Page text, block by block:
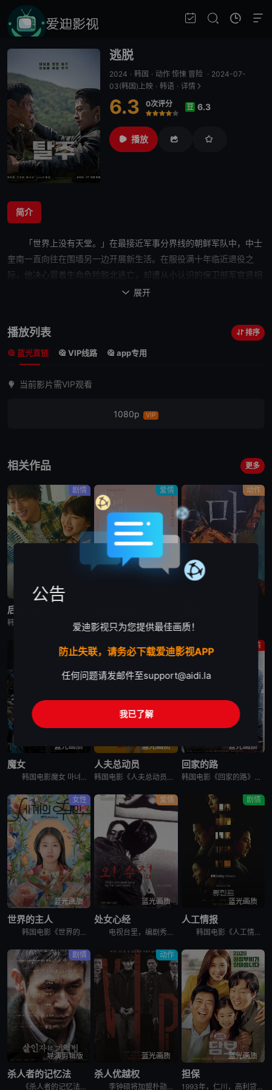
逃脱
2024 · 韩国 · 动作 惊悚 冒险 · 2024-07-
03(韩国)上映 · 韩语 · 详情
6.3 0次评分
很差
较差
还行推荐力荐
豆 6.3
播放
简介
「世界上没有天堂。」在最接近军事分界线的朝鲜军队中，中士
奎南一直向往在围墙另一边开展新生活。在服役满十年临近退役之
际，他决心冒着生命危险脱北逃亡，却遭从小认识的保卫部军官贤相
多番阻挠。在强权暴政下，陷入致命追逐的奎南和贤相，究竟谁是猎
心动魄，让人看得屏息以待；现实中正服兵役的宋江更特别出演一
角，牵动错综复杂的人物关系。
 展开
播放列表 排序
蓝光直链 VIP线路 app专用
当前影片需VIP观看
1080p VIP
相关作品 更多
剧情
高清中字
后来的我们
韩国电影《后来的我们》又名：之后的我们(台),后来的我们韩国版,Once We Were Us,만약에 우리，讲述了：在开往家乡的客运上，恩浩（具教焕 饰）遇见了休学后下定决心要前往某处的正媛（文佳煐
爱情
现在去见你 지금 만나러 갑니다，英文名为Be with You，是2018年上映的韩国剧情电影。本片根据市川拓司小说《相约在雨季》改编，苏志燮和孙艺珍主演，讲述男子(苏志燮饰)的妻子秀雅(孙艺珍
动作
动作
蓝光画质
魔女
韩国电影魔女 마녀讲述了10年前在一起奇怪的事故中独自生还的失忆少女子允，在一对老夫妇的抚养下长大。为了贴补家用，子允参加了某档电视节目，但让她没想到的是，就在节目播出后，开始有各种奇怪的人出现在
剧情
蓝光画质
人夫总动员
韩国电影《人夫总动员》讲述了，资深缉毒警黄忠植被困多年的贩毒团伙突然反扑，前妻诗奈惨遭绑架，沦为犯罪组织要挟他的筹码。摆在他面前的，只有一条险路：和诗奈的现任丈夫李敏锡联手救人。李敏锡看似是文弱的兽医
剧情
蓝光画质
回家的路
韩国电影《回家的路》讲述了，金宗裴（高修 饰）和宋静妍（全度妍 饰）是一对平凡的夫妇，他们共同经营一家汽车修理店，并育有可爱的女儿慧琳。生活固然快乐，但是不免狂风暴雨的侵袭。宗裴曾给朋友秀载作担保，但
女性
蓝光画质
世界的主人
韩国电影《世界的主人》讲述了，珠仁17岁的时光，是热切投入青涩的恋爱，和好友打闹笑谈对性的好奇，替任职幼儿园校长的甩碌阿妈善后，闲时练跆拳道和做义工挥洒满身活力。某日，同学发起联署，反对出狱在即的
爱情
蓝光画质
处女心经
电视台里，编剧秀贞（李恩珠 饰）爱上了有妇之夫的制片永硕（文成根 饰）。永硕的独立电影需要投资，秀贞便与永硕来到了永硕朋友杰勋（韩明求 饰）的画廊。这位朋友却对秀贞很感兴趣，更希望秀贞能成为自己的
剧情
蓝光画质
人工情报
韩国电影《人工情报》讲述了，韩国国情院特工赵科长，奉命追查跨国犯罪集团，循着牺牲情报员的线索前往俄罗斯符拉迪沃斯托克，意外与朝鲜特工朴健狭路相逢。两人围绕核心情报源蔡善花展开博弈，却同时被各自国家
剧情
导演剪辑版
杀人者的记忆法
《杀人者的记忆法》导演剪辑版讲述的是：安静的医院内，一名半百老人正向警察供述他日记中的罪行。老人名叫金炳秀（薛景求 饰），童年时代的黑暗经历让他性格扭曲，当亲手杀死了禽兽父亲后，生活似乎朝着更好的
动作
蓝光画质
杀人优越权
李钟硕将加盟朴勋政执导新片[VIP]。韩国电影《杀人优越权》讲述朝鲜某高官儿子在世界各国连续杀人，韩朝两国警方以及国际刑警对其进行追捕。李钟硕在片中饰演被追捕的连环杀人犯，这也是欧巴首次挑战反派角
蓝光画质
担保
1993年，仁川，高利贷追讨者头石（成东日饰）和宗培（金熙元饰）想从明子（金允珍饰）处拿回欠款，却因为明子的窘迫只得将她的女儿承利（朴昭怡饰）带走作为担保。因为被人举报，作为非法滞留者的明子遭到驱逐，
公告
爱迪影视只为您提供最佳画质！
防止失联，请务必下载爱迪影视APP
任何问题请发邮件至support@aidi.la
我已了解